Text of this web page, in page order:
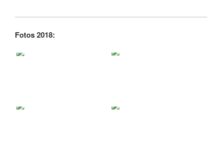
Fotos 2018: